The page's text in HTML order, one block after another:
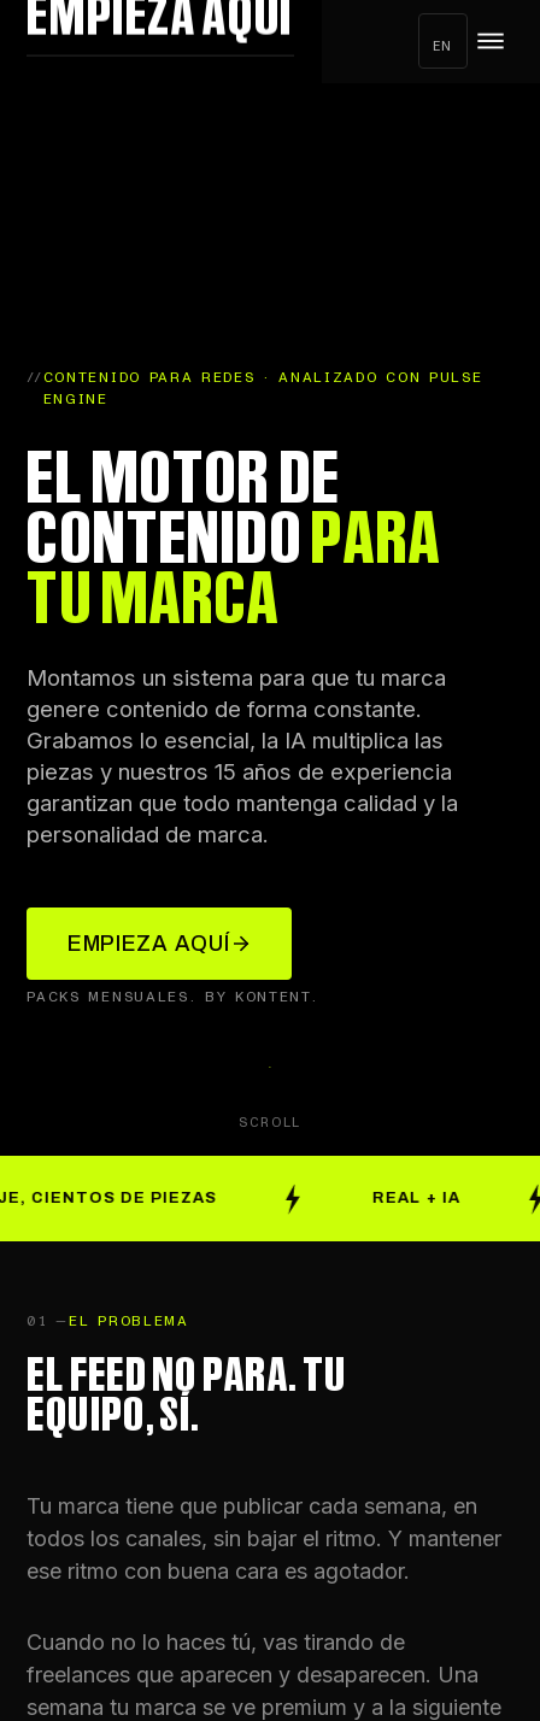
EN
//CONTENIDO PARA REDES · ANALIZADO CON PULSE
ENGINE
EL MOTOR DE
CONTENIDOPARA
TU MARCA
Montamos un sistema para que tu marca
genere contenido de forma constante.
Grabamos lo esencial, la IA multiplica las
piezas y nuestros 15 años de experiencia
garantizan que todo mantenga calidad y la
personalidad de marca.
EMPIEZA AQUÍ
PACKS MENSUALES. BY KONTENT.
SCROLL
DE PIEZAS REAL + IA
01 —EL PROBLEMA
EL FEED NO PARA. TU
EQUIPO, SÍ.
Tu marca tiene que publicar cada semana, en
todos los canales, sin bajar el ritmo. Y mantener
ese ritmo con buena cara es agotador.
Cuando no lo haces tú, vas tirando de
freelances que aparecen y desaparecen. Una
semana tu marca se ve premium y a la siguiente